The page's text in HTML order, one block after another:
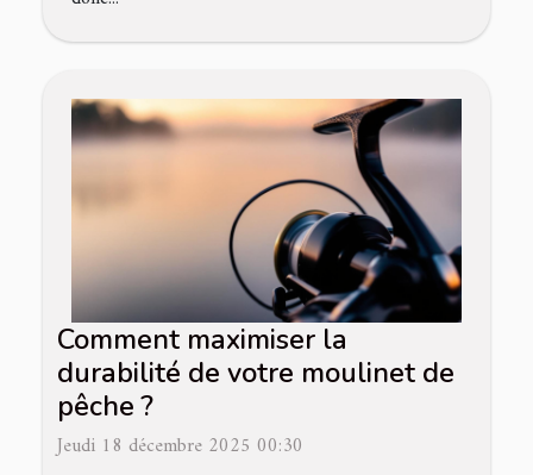
Comment maximiser la
durabilité de votre moulinet de
pêche ?
Jeudi 18 décembre 2025 00:30